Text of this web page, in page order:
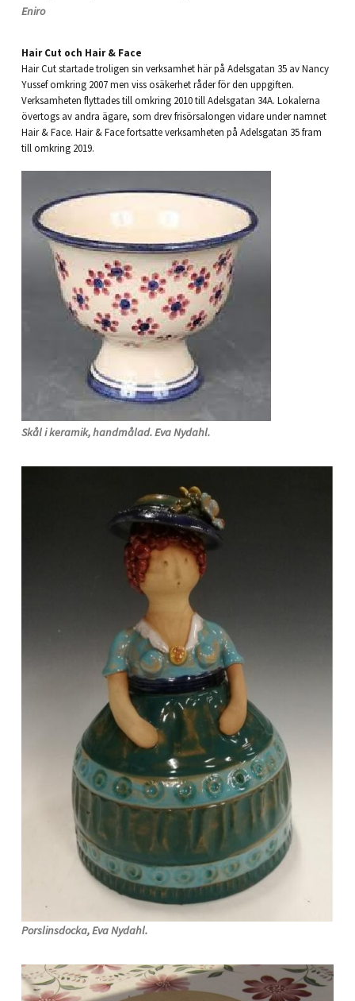
Eniro
Hair Cut och Hair & Face
Hair Cut startade troligen sin verksamhet här på Adelsgatan 35 av Nancy
Yussef omkring 2007 men viss osäkerhet råder för den uppgiften.
Verksamheten flyttades till omkring 2010 till Adelsgatan 34A. Lokalerna
övertogs av andra ägare, som drev frisörsalongen vidare under namnet
Hair & Face. Hair & Face fortsatte verksamheten på Adelsgatan 35 fram
till omkring 2019.
Skål i keramik, handmålad. Eva Nydahl.
Porslinsdocka, Eva Nydahl.